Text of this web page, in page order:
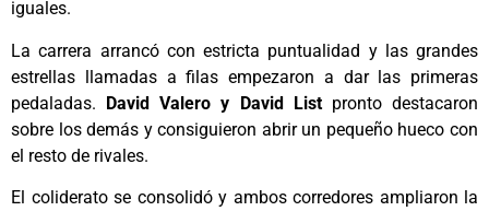
iguales.
La carrera arrancó con estricta puntualidad y las grandes
estrellas llamadas a filas empezaron a dar las primeras
pedaladas. David Valero y David List pronto destacaron
sobre los demás y consiguieron abrir un pequeño hueco con
el resto de rivales.
El coliderato se consolidó y ambos corredores ampliaron la